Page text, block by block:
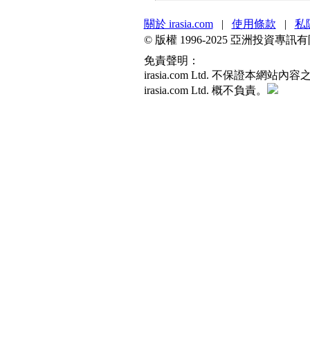
關於 irasia.com| 使用條款 | 私
© 版權 1996-2025 亞洲投資專訊
免責聲明：
irasia.com Ltd. 不保證本網站內
irasia.com Ltd. 概不負責。